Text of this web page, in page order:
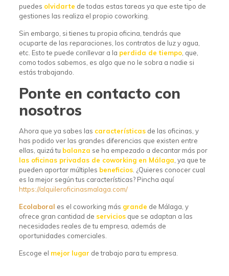
puedes olvidarte de todas estas tareas ya que este tipo de
gestiones las realiza el propio coworking.
Sin embargo, si tienes tu propia oficina, tendrás que
ocuparte de las reparaciones, los contratos de luz y agua,
etc. Esto te puede conllevar a la perdida de tiempo, que,
como todos sabemos, es algo que no le sobra a nadie si
estás trabajando.
Ponte en contacto con
nosotros
Ahora que ya sabes las características de las oficinas, y
has podido ver las grandes diferencias que existen entre
ellas, quizá tu balanza se ha empezado a decantar más por
las oficinas privadas de coworking en Málaga, ya que te
pueden aportar múltiples beneficios. ¿Quieres conocer cual
es la mejor según tus características? Pincha aquí
https://alquileroficinasmalaga.com/
Ecolaboral es el coworking más grande de Málaga, y
ofrece gran cantidad de servicios que se adaptan a las
necesidades reales de tu empresa, además de
oportunidades comerciales.
Escoge el mejor lugar de trabajo para tu empresa.